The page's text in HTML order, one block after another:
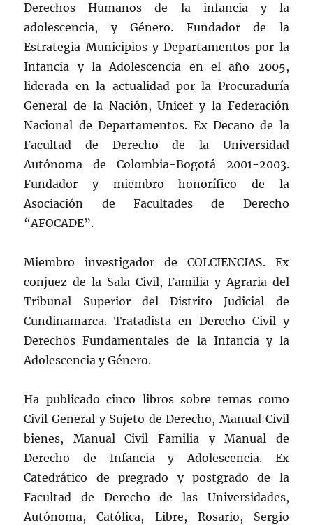
Derechos Humanos de la infancia y la
adolescencia, y Género. Fundador de la
Estrategia Municipios y Departamentos por la
Infancia y la Adolescencia en el año 2005,
liderada en la actualidad por la Procuraduría
General de la Nación, Unicef y la Federación
Nacional de Departamentos. Ex Decano de la
Facultad de Derecho de la Universidad
Autónoma de Colombia-Bogotá 2001-2003.
Fundador y miembro honorífico de la
Asociación de Facultades de Derecho
“AFOCADE”.
Miembro investigador de COLCIENCIAS. Ex
conjuez de la Sala Civil, Familia y Agraria del
Tribunal Superior del Distrito Judicial de
Cundinamarca. Tratadista en Derecho Civil y
Derechos Fundamentales de la Infancia y la
Adolescencia y Género.
Ha publicado cinco libros sobre temas como
Civil General y Sujeto de Derecho, Manual Civil
bienes, Manual Civil Familia y Manual de
Derecho de Infancia y Adolescencia. Ex
Catedrático de pregrado y postgrado de la
Facultad de Derecho de las Universidades,
Autónoma, Católica, Libre, Rosario, Sergio